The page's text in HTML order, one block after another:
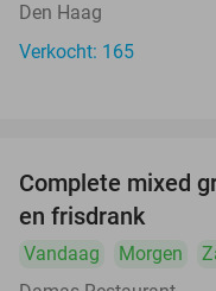
Den Haag
Verkocht: 165
Complete mixed
en frisdrank
Vandaag Morgen